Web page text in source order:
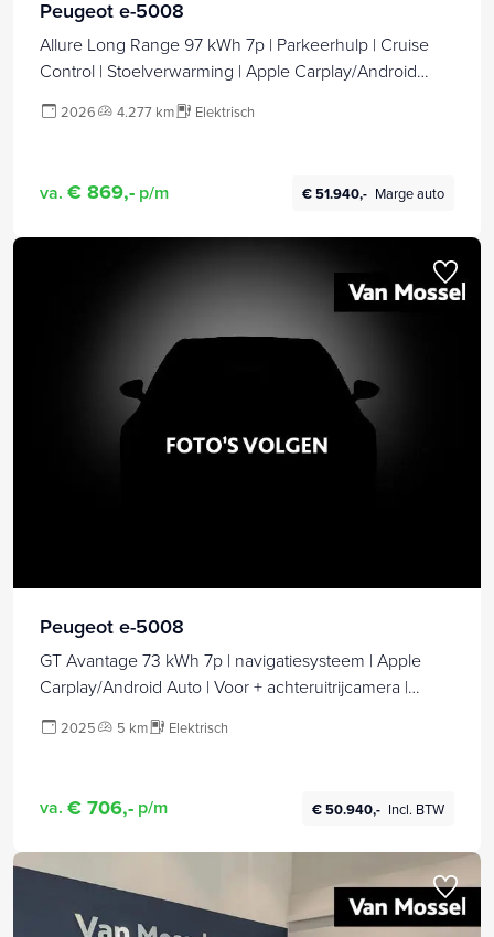
Peugeot e-5008
Allure Long Range 97 kWh 7p | Parkeerhulp | Cruise
Control | Stoelverwarming | Apple Carplay/Android
2026 4.277 km Elektrisch
va. € 869,- p/m € 51.940,- Marge auto
Peugeot e-5008
GT Avantage 73 kWh 7p | navigatiesysteem | Apple
Carplay/Android Auto | Voor + achteruitrijcamera |
2025 5 km Elektrisch
va. € 706,- p/m € 50.940,- Incl. BTW